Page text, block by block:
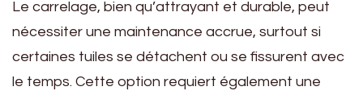
Le carrelage, bien qu’attrayant et durable, peut
nécessiter une maintenance accrue, surtout si
certaines tuiles se détachent ou se fissurent avec
le temps. Cette option requiert également une